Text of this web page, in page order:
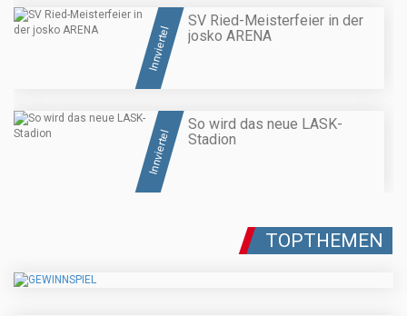
Innviertel
SV Ried-Meisterfeier in der
josko ARENA
Innviertel
So wird das neue LASK-
Stadion
TOPTHEMEN